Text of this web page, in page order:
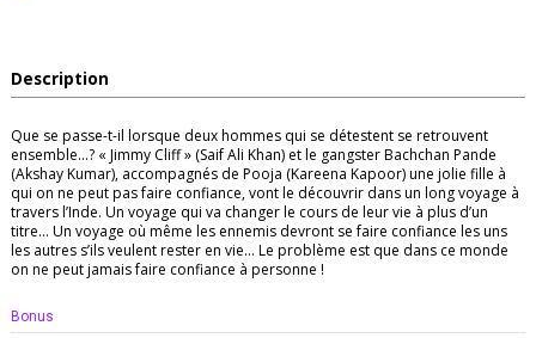
Description
Que se passe-t-il lorsque deux hommes qui se détestent se retrouvent
ensemble…? « Jimmy Cliff » (Saif Ali Khan) et le gangster Bachchan Pande
(Akshay Kumar), accompagnés de Pooja (Kareena Kapoor) une jolie fille à
qui on ne peut pas faire confiance, vont le découvrir dans un long voyage à
travers l’Inde. Un voyage qui va changer le cours de leur vie à plus d’un
titre… Un voyage où même les ennemis devront se faire confiance les uns
les autres s’ils veulent rester en vie… Le problème est que dans ce monde
on ne peut jamais faire confiance à personne !
Bonus